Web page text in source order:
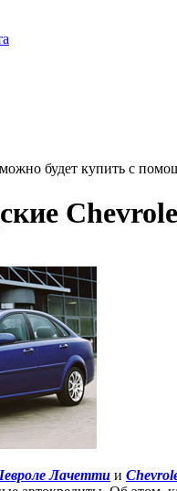
будет купить с
Лачетти и